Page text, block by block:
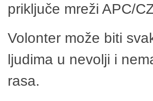
priključe mreži APC/
Volonter može biti
ljudima u nevolji i
rasa.